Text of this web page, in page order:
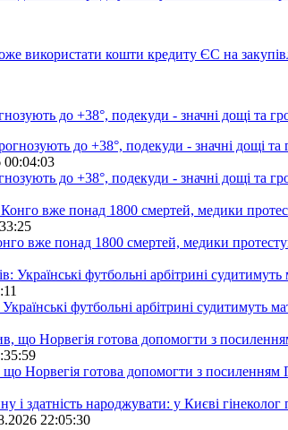
використати кошти кредиту ЄС на
до +38°, подекуди - значні дощі та
00:04:03
до +38°, подекуди - значні дощі та
вже понад 1800 смертей, медики
футбольні арбітрині судитимуть
Норвегія готова допомогти з посиленням
22:05:30